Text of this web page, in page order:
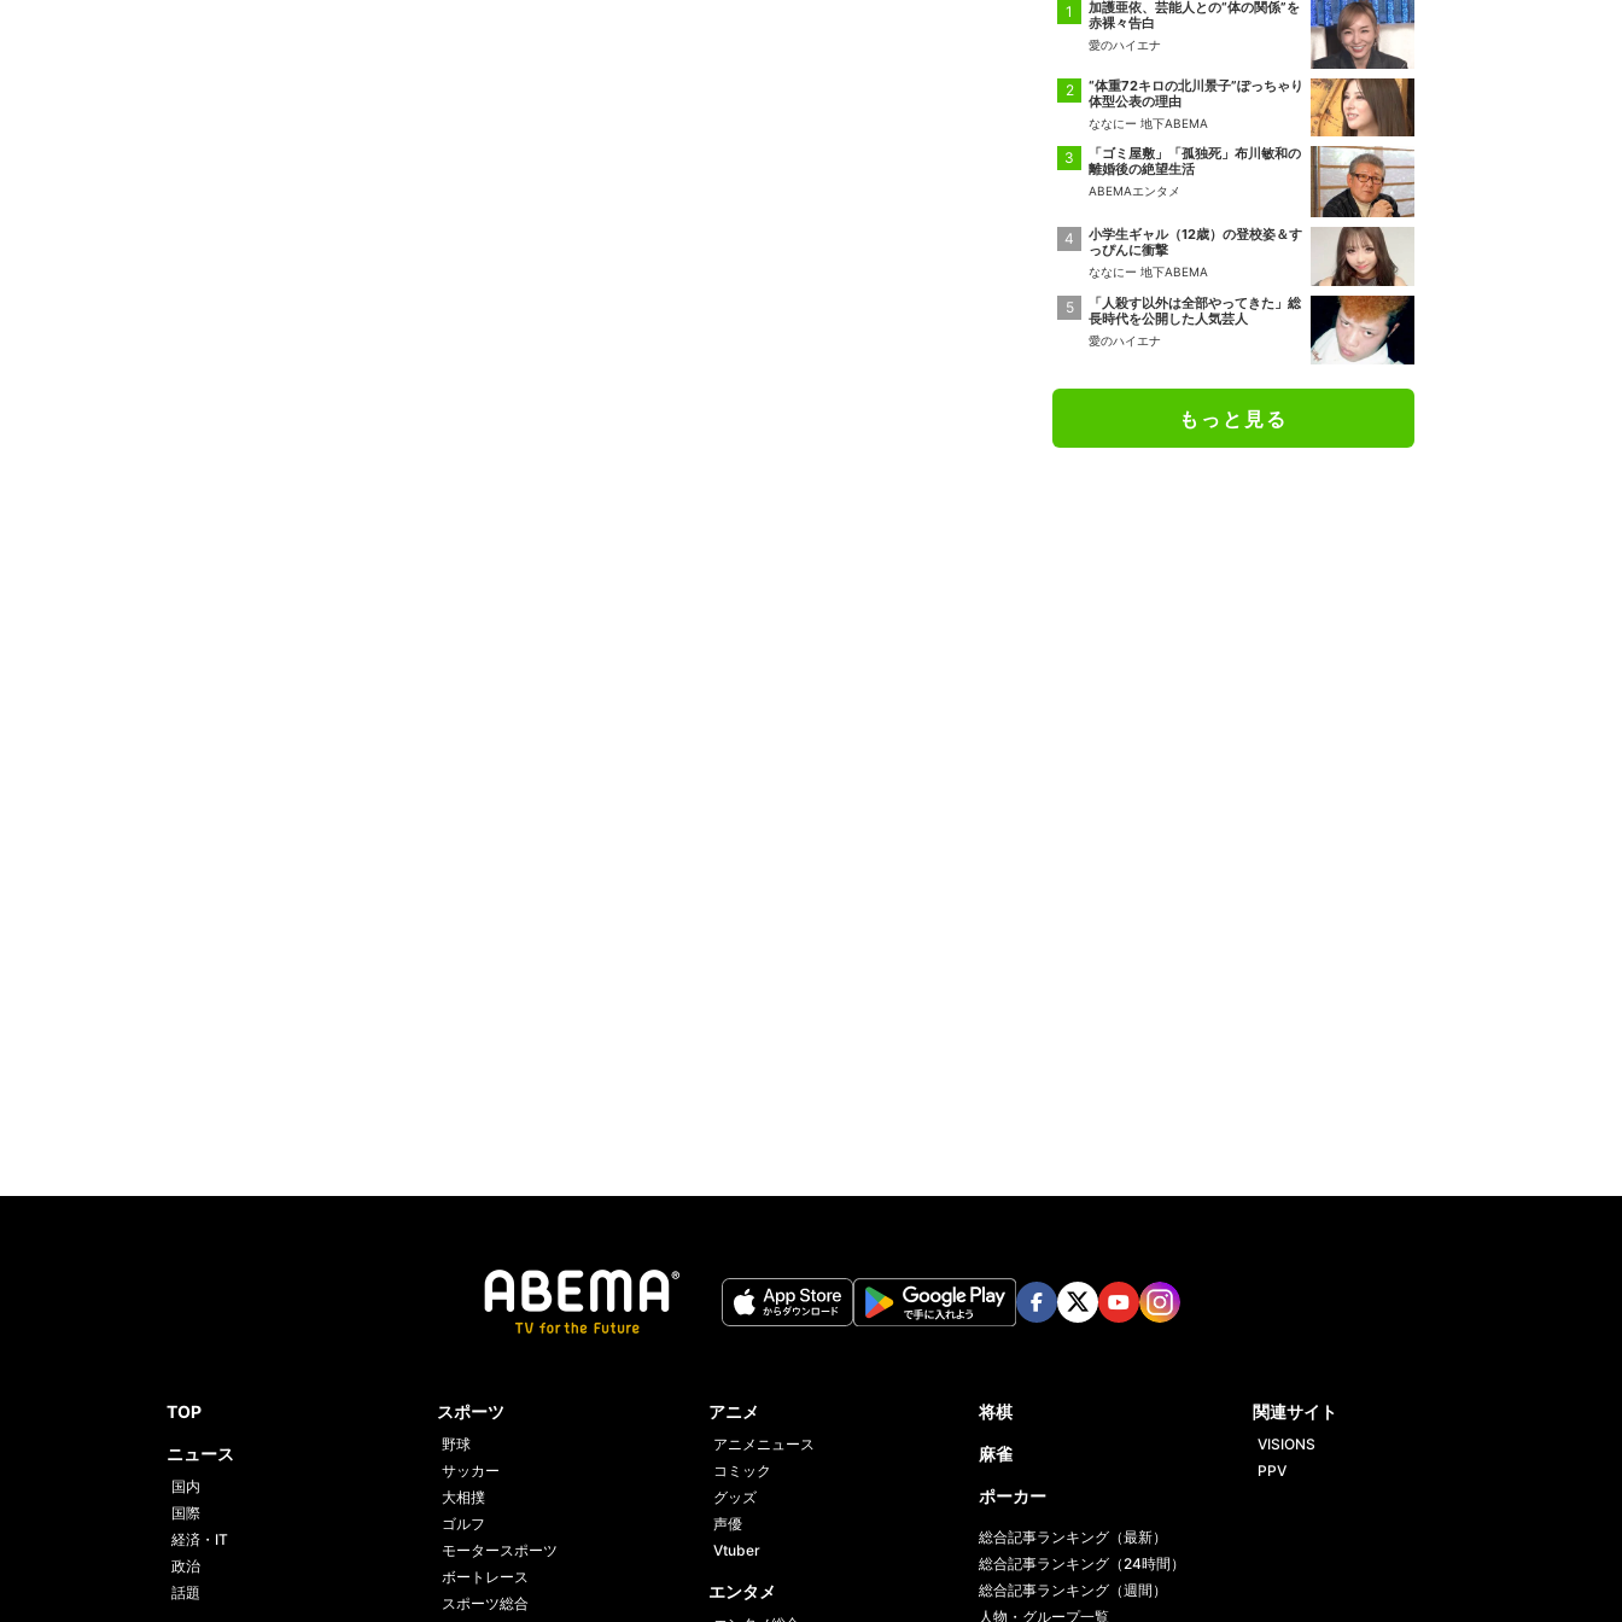
加護亜依、芸能人との“体の関係”を
赤裸々告白
愛のハイエナ
“体重72キロの北川景子”ぽっちゃり
体型公表の理由
ななにー 地下ABEMA
「ゴミ屋敷」「孤独死」布川敏和の
離婚後の絶望生活
ABEMAエンタメ
小学生ギャル（12歳）の登校姿＆す
っぴんに衝撃
ななにー 地下ABEMA
「人殺す以外は全部やってきた」総
長時代を公開した人気芸人
愛のハイエナ
もっと見る
TOP
ニュース
国内
国際
経済・IT
政治
話題
スポーツ
野球
サッカー
大相撲
ゴルフ
モータースポーツ
ボートレース
スポーツ総合
アニメ
アニメニュース
コミック
グッズ
声優
Vtuber
エンタメ
将棋
麻雀
ポーカー
総合記事ランキング（最新）
総合記事ランキング（24時間）
総合記事ランキング（週間）
人物・グループ一覧
関連サイト
VISIONS
PPV